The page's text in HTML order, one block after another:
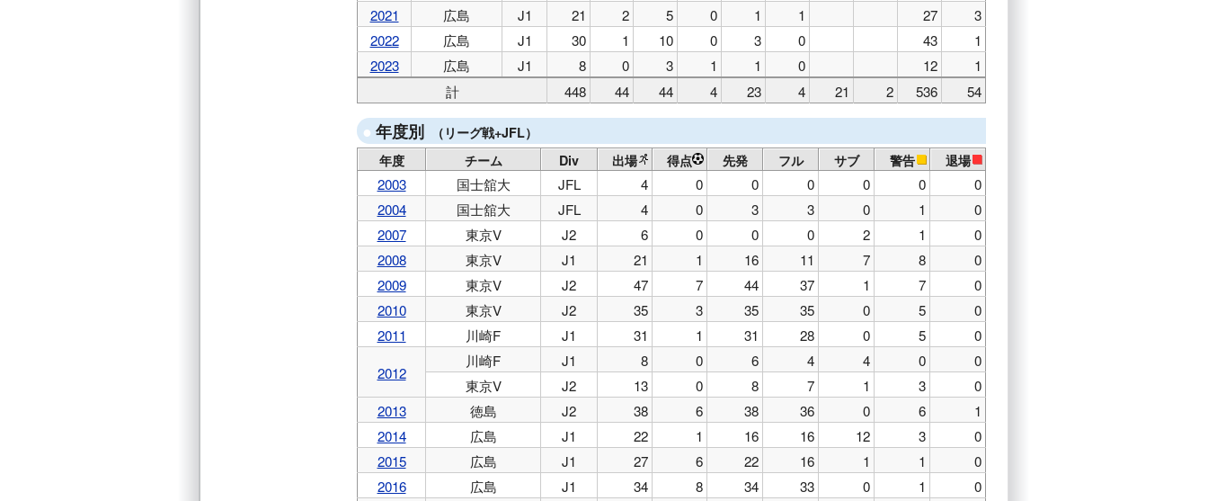
2021
広島 J1 21 2 5 0 1 1 27
3
2022
広島 J1 30 1 10 0 3 0 43
1
2023
広島 J1 8 0 3 1 1 0 12
1
計
448 44 44 4 23 4 21 2 536 54
年度別
（リーグ戦+JFL）
年度
チーム Div 出場 得点 先発 フル サブ 警告 退場
2003 国士舘大 JFL 4 0 0 0 0 0
0
2004
国士舘大 JFL 4 0 3 3 0 1
0
2007
東京V J2 6 0 0 0 2 1
0
2008
東京V J1 21 1 16 11 7 8
0
2009
東京V J2 47 7 44 37 1 7
0
2010
東京V J2 35 3 35 35 0 5
0
2011
川崎F J1 31 1 31 28 0 5
0
2012
川崎F J1 8 0 6 4 4 0
0
東京V
J2 13 0 8 7 1 3
0
2013
徳島 J2 38 6 38 36 0 6
1
2014
広島 J1 22 1 16 16 12 3
0
2015
広島 J1 27 6 22 16 1 1
0
2016
広島 J1 34 8 34 33 0 1
0